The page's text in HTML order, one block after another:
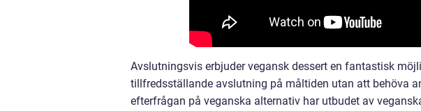
Avslutningsvis erbjuder vegansk dessert en fantastisk
tillfredsställande avslutning på måltiden utan att behöva
efterfrågan på veganska alternativ har utbudet av